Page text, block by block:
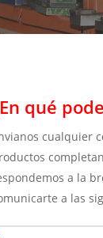
qué
cualquier
a la
a las